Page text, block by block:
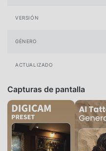
VERSIÓN
GÉNERO
ACTUALIZADO
Capturas de pantalla